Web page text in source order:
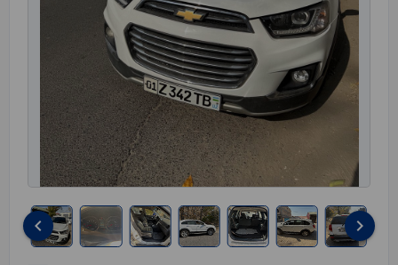
keyboard_arrow_left keyboard_arrow_right